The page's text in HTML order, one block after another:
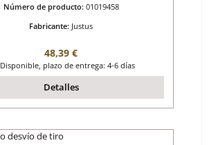
Número de producto: 01019458
Fabricante: Justus
Precio normal:
48,39 €
Disponible, plazo de entrega: 4-6 días
Detalles